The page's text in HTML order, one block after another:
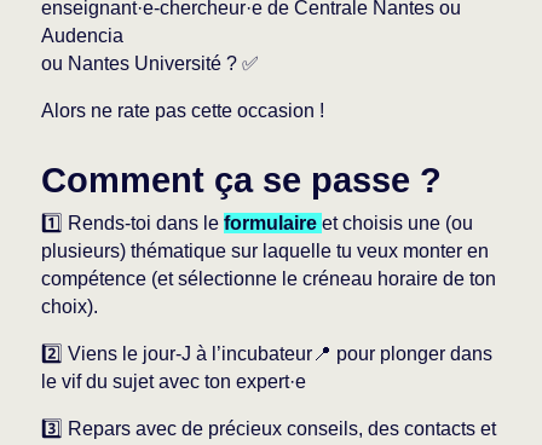
enseignant·e-chercheur·e de Centrale Nantes ou
Audencia
ou Nantes Université ? ✅
Alors ne rate pas cette occasion !
Comment ça se passe ?
1️⃣ Rends-toi dans le formulaire et choisis une (ou
plusieurs) thématique sur laquelle tu veux monter en
compétence (et sélectionne le créneau horaire de ton
choix).
2️⃣ Viens le jour-J à l’incubateur📍 pour plonger dans
le vif du sujet avec ton expert·e
3️⃣ Repars avec de précieux conseils, des contacts et